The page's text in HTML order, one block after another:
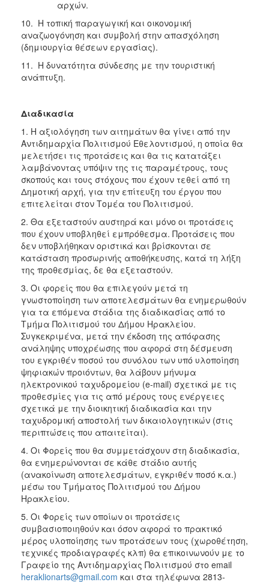
αρχών.
10. Η τοπική παραγωγική και οικονομική
αναζωογόνηση και συμβολή στην απασχόληση
(δημιουργία θέσεων εργασίας).
11. Η δυνατότητα σύνδεσης με την τουριστική
ανάπτυξη.
Διαδικασία
1. Η αξιολόγηση των αιτημάτων θα γίνει από την
Αντιδημαρχία Πολιτισμού Εθελοντισμού, η οποία θα
μελετήσει τις προτάσεις και θα τις κατατάξει
λαμβάνοντας υπόψιν της τις παραμέτρους, τους
σκοπούς και τους στόχους που έχουν τεθεί από τη
Δημοτική αρχή, για την επίτευξη του έργου που
επιτελείται στον Τομέα του Πολιτισμού.
2. Θα εξεταστούν αυστηρά και μόνο οι προτάσεις
που έχουν υποβληθεί εμπρόθεσμα. Προτάσεις που
δεν υποβλήθηκαν οριστικά και βρίσκονται σε
κατάσταση προσωρινής αποθήκευσης, κατά τη λήξη
της προθεσμίας, δε θα εξεταστούν.
3. Οι φορείς που θα επιλεγούν μετά τη
γνωστοποίηση των αποτελεσμάτων θα ενημερωθούν
για τα επόμενα στάδια της διαδικασίας από το
Τμήμα Πολιτισμού του Δήμου Ηρακλείου.
Συγκεκριμένα, μετά την έκδοση της απόφασης
ανάληψης υποχρέωσης που αφορά στη δέσμευση
του εγκριθέν ποσού του συνόλου των υπό υλοποίηση
ψηφιακών προιόντων, θα λάβουν μήνυμα
ηλεκτρονικού ταχυδρομείου (e-mail) σχετικά με τις
προθεσμίες για τις από μέρους τους ενέργειες
σχετικά με την διοικητική διαδικασία και την
ταχυδρομική αποστολή των δικαιολογητικών (στις
περιπτώσεις που απαιτείται).
4. Οι Φορείς που θα συμμετάσχουν στη διαδικασία,
θα ενημερώνονται σε κάθε στάδιο αυτής
(ανακοίνωση αποτελεσμάτων, εγκριθέν ποσό κ.α.)
μέσω του Τμήματος Πολιτισμού του Δήμου
Ηρακλείου.
5. Οι Φορείς των οποίων οι προτάσεις
συμβασιοποιηθούν και όσον αφορά το πρακτικό
μέρος υλοποίησης των προτάσεων τους (χωροθέτηση,
τεχνικές προδιαγραφές κλπ) θα επικοινωνούν με το
Γραφείο της Αντιδημαρχίας Πολιτισμού στο email
heraklionarts@gmail.com και στα τηλέφωνα 2813-